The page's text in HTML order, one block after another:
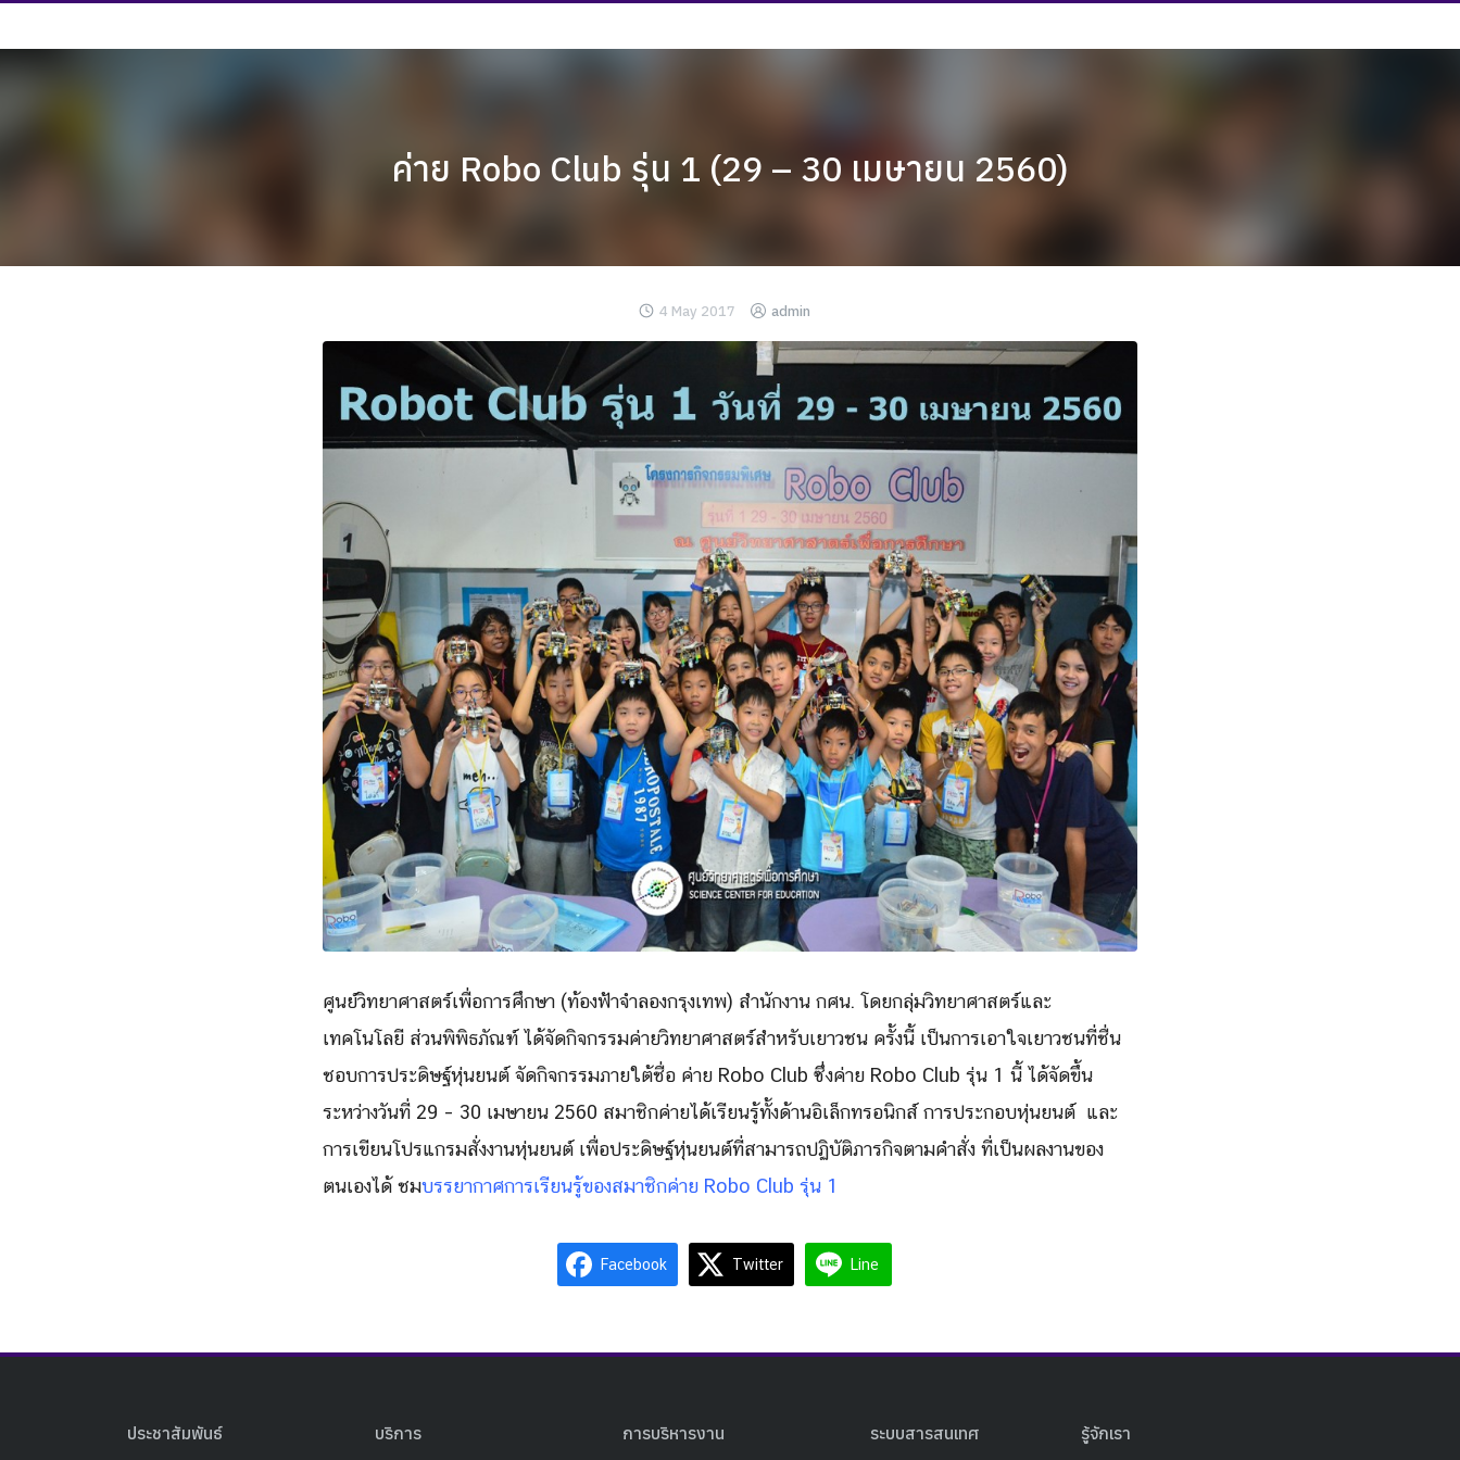
to
Search
for:
ค่าย Robo Club รุ่น 1 (29 – 30 เมษายน 2560)
4 May 2017 admin
ศูนย์วิทยาศาสตร์เพื่อการศึกษา (ท้องฟ้าจำลองกรุงเทพ) สำนักงาน กศน. โดยกลุ่มวิทยาศาสตร์และ
เทคโนโลยี ส่วนพิพิธภัณฑ์ ได้จัดกิจกรรมค่ายวิทยาศาสตร์สำหรับเยาวชน ครั้งนี้ เป็นการเอาใจเยาวชนที่ชื่น
ชอบการประดิษฐ์หุ่นยนต์ จัดกิจกรรมภายใต้ชื่อ ค่าย Robo Club ซึ่งค่าย Robo Club รุ่น 1 นี้ ได้จัดขึ้น
ระหว่างวันที่ 29 – 30 เมษายน 2560 สมาชิกค่ายได้เรียนรู้ทั้งด้านอิเล็กทรอนิกส์ การประกอบหุ่นยนต์ และ
การเขียนโปรแกรมสั่งงานหุ่นยนต์ เพื่อประดิษฐ์หุ่นยนต์ที่สามารถปฏิบัติภารกิจตามคำสั่ง ที่เป็นผลงานของ
ตนเองได้ ชมบรรยากาศการเรียนรู้ของสมาชิกค่าย Robo Club รุ่น 1
Facebook Twitter Line
ประชาสัมพันธ์ บริการ การบริหารงาน ระบบสารสนเทศ รู้จักเรา